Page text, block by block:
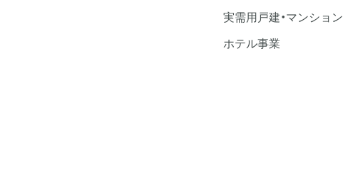
実需用戸建・マンション
ホテル事業